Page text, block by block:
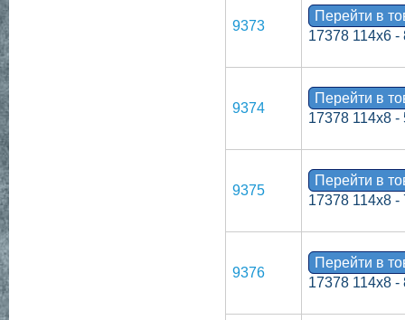
9373
Перейти в
17378 114х6 -
9374
Перейти в
17378 114х8 -
9375
Перейти в
17378 114х8 -
9376
Перейти в
17378 114х8 -